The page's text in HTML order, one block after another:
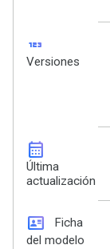
123
Versiones
calendar_month
Última
actualización
id_card
Ficha
del modelo